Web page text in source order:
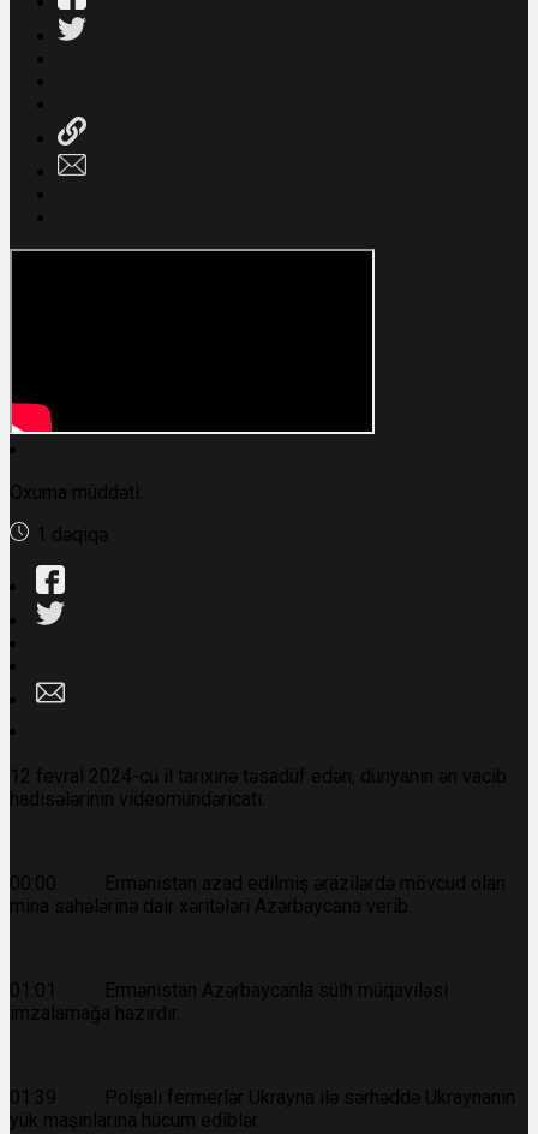
Oxuma müddəti:
1 dəqiqə
12 fevral 2024-cü il tarixinə təsadüf edən, dünyanın ən vacib
hadisələrinin videomündəricatı:
00:00 Ermənistan azad edilmiş ərazilərdə mövcud olan
mina sahələrinə dair xəritələri Azərbaycana verib.
01:01 Ermənistan Azərbaycanla sülh müqaviləsi
imzalamağa hazırdır.
01:39 Polşalı fermerlər Ukrayna ilə sərhəddə Ukraynanın
yük maşınlarına hücum ediblər.